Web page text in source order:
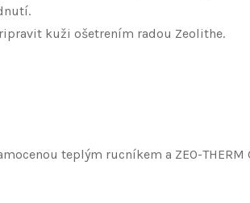
kuži ošetrením radou Zeolithe.
teplým rucníkem a ZEO-THERM